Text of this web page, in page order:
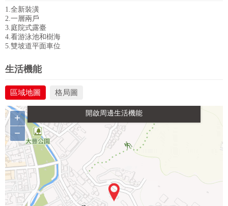
1.全新裝潢
2.一層兩戶
3.庭院式露臺
4.看游泳池和樹海
5.雙坡道平面車位
生活機能
區域地圖 格局圖
生活購物
+
−